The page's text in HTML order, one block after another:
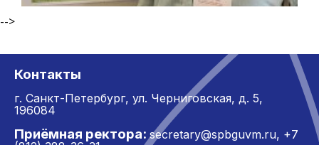
-->
Контакты
г. Санкт-Петербург, ул. Черниговская, д. 5,
196084
Приёмная ректора: secretary@spbguvm.ru, +7